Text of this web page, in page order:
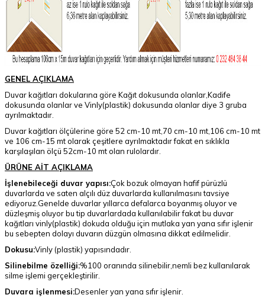
GENEL AÇIKLAMA
Duvar kağıtları dokularına göre Kağıt dokusunda olanlar,Kadife
dokusunda olanlar ve Vinly(plastik) dokusunda olanlar diye 3 gruba
ayrılmaktadır.
Duvar kağıtları ölçülerine göre 52 cm-10 mt,70 cm-10 mt,106 cm-10 mt
ve 106 cm-15 mt olarak çeşitlere ayrılmaktadır fakat en sıklıkla
karşılaşılan ölçü 52cm-10 mt olan rulolardır.
ÜRÜNE AİT AÇIKLAMA
İşlenebileceği duvar yapısı:Çok bozuk olmayan hafif pürüzlü
duvarlarda ve saten alçılı düz duvarlarda kullanılmasını tavsiye
ediyoruz.Genelde duvarlar yıllarca defalarca boyanmış oluyor ve
düzleşmiş oluyor bu tip duvarlardada kullanılabilir fakat bu duvar
kağıtları vinly(plastik) dokuda olduğu için mutlaka yan yana sıfır işlenir
bu sebepten dolayı duvarın düzgün olmasına dikkat edilmelidir.
Dokusu:Vinly (plastik) yapısındadır.
Silinebilme özelliği:%100 oranında silinebilir,nemli bez kullanılarak
silme işlemi gerçekleştirilir.
Duvara işlenmesi:Desenler yan yana sıfır işlenir.